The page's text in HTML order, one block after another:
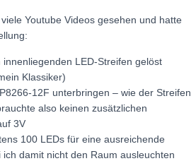
Youtube Videos gesehen und hatte
innenliegenden LED-Streifen gelöst
Klassiker)
12F unterbringen – wie der Streifen
also keinen zusätzlichen
3V
100 LEDs für eine ausreichende
ich damit nicht den Raum ausleuchten